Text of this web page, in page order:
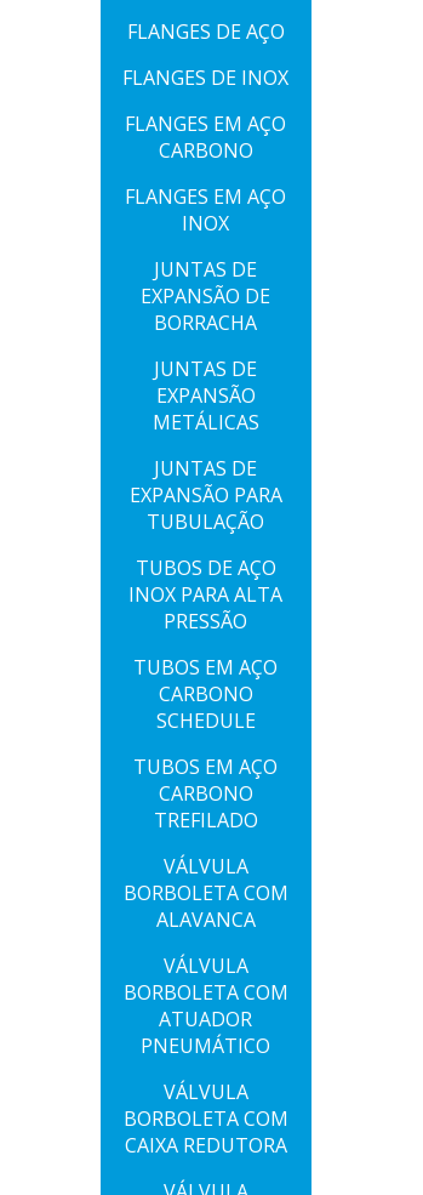
FLANGES DE AÇO
FLANGES DE INOX
FLANGES EM AÇO
CARBONO
FLANGES EM AÇO
INOX
JUNTAS DE
EXPANSÃO DE
BORRACHA
JUNTAS DE
EXPANSÃO
METÁLICAS
JUNTAS DE
EXPANSÃO PARA
TUBULAÇÃO
TUBOS DE AÇO
INOX PARA ALTA
PRESSÃO
TUBOS EM AÇO
CARBONO
SCHEDULE
TUBOS EM AÇO
CARBONO
TREFILADO
VÁLVULA
BORBOLETA COM
ALAVANCA
VÁLVULA
BORBOLETA COM
ATUADOR
PNEUMÁTICO
VÁLVULA
BORBOLETA COM
CAIXA REDUTORA